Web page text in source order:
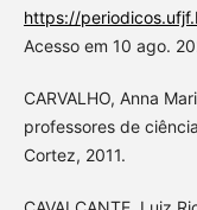
https://
Acesso em 10 ago.
CARVALHO, Anna
professores de
Cortez, 2011.